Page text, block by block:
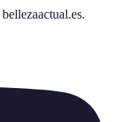
bellezaactual.es.